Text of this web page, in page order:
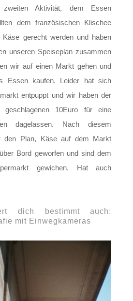
Aktivität, dem Essen
dem französischen Klischee
gerecht werden und haben
unseren Speiseplan zusammen
wir auf einen Markt gehen und
Essen kaufen. Leider hat sich
entpuppt und wir haben der
geschlagenen 10Euro für eine
dagelassen. Nach diesem
den Plan, Käse auf dem Markt
Bord geworfen und sind dem
gewichen. Hat auch
dich bestimmt auch:
mit Einwegkameras